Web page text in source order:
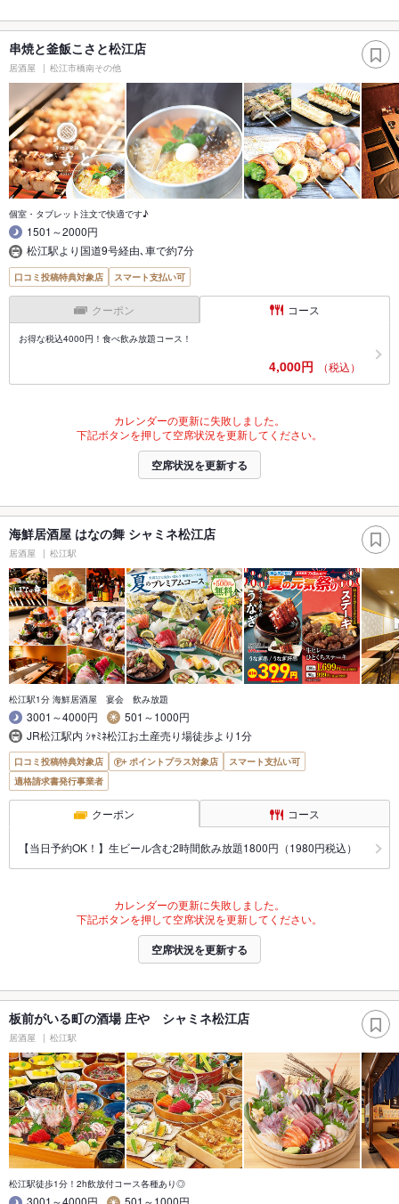
串焼と釜飯こさと松江店
居酒屋 松江市橋南その他
個室・タブレット注文で快適です♪
1501～2000円
松江駅より国道9号経由､車で約7分
口コミ投稿特典対象店 スマート支払い可
クーポン コース
お得な税込4000円！食べ飲み放題コース！
4,000円 （税込）
カレンダーの更新に失敗しました。
下記ボタンを押して空席状況を更新してください。
空席状況を更新する
海鮮居酒屋 はなの舞 シャミネ松江店
居酒屋 松江駅
松江駅1分 海鮮居酒屋 宴会 飲み放題
3001～4000円
501～1000円
JR松江駅内 ｼｬﾐﾈ松江お土産売り場徒歩より1分
口コミ投稿特典対象店 ポイントプラス対象店
スマート支払い可
適格請求書発行事業者
クーポン コース
【当日予約OK！】生ビール含む2時間飲み放題1800円（1980円税込）
カレンダーの更新に失敗しました。
下記ボタンを押して空席状況を更新してください。
空席状況を更新する
板前がいる町の酒場 庄や シャミネ松江店
居酒屋 松江駅
松江駅徒歩1分！2h飲放付コース各種あり◎